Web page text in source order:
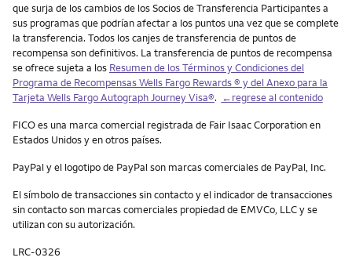
que surja de los cambios de los Socios de Transferencia Participantes a
sus programas que podrían afectar a los puntos una vez que se complete
la transferencia. Todos los canjes de transferencia de puntos de
recompensa son definitivos. La transferencia de puntos de recompensa
se ofrece sujeta a los Resumen de los Términos y Condiciones del
Programa de Recompensas Wells Fargo Rewards ® y del Anexo para la
Tarjeta Wells Fargo Autograph Journey Visa®. ←regrese al contenido
FICO es una marca comercial registrada de Fair Isaac Corporation en
Estados Unidos y en otros países.
PayPaly el logotipo de PayPalson marcas comerciales de PayPal , Inc.
El símbolo de transacciones sin contacto y el indicador de transacciones
sin contacto son marcas comerciales propiedad de EMVCo, LLC y se
utilizan con su autorización.
LRC-0326